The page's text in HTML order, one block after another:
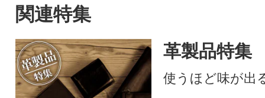
関連特集
革製品特集
使うほど味が